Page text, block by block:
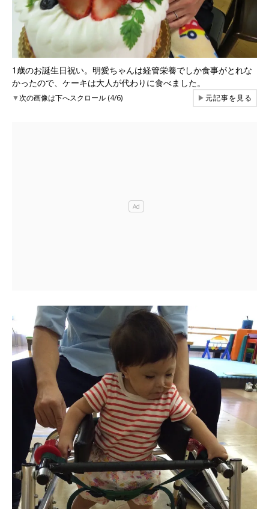
1歳のお誕生日祝い。明愛ちゃんは経管栄養でしか食事がとれな
かったので、ケーキは大人が代わりに食べました。
▼次の画像は下へスクロール (4/6) ▶元記事を見る